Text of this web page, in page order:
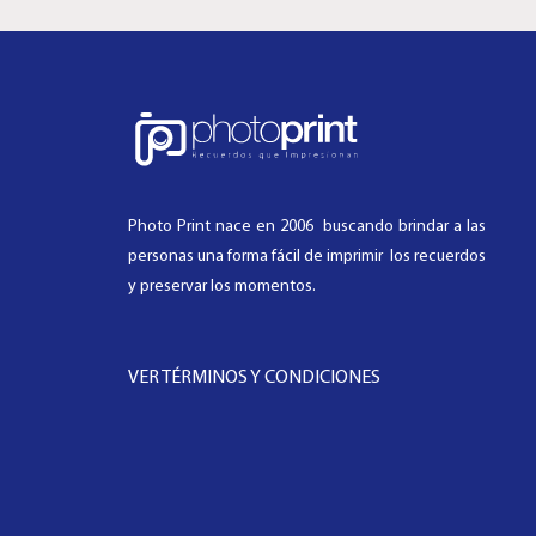
Photo Print nace en 2006 buscando brindar a las
personas una forma fácil de imprimir los recuerdos
y preservar los momentos.
VER TÉRMINOS Y CONDICIONES